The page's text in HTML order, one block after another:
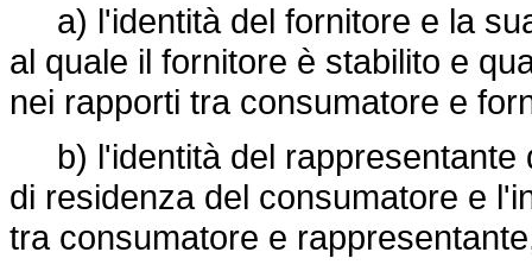
a) l'identità del fornitore e la
al quale il fornitore è stabilito e
nei rapporti tra consumatore e
b) l'identità del rappresentante
di residenza del consumatore e
tra consumatore e